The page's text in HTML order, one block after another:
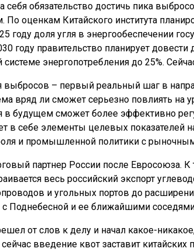
обязательство достичь пика
По оценкам Китайского института
году доля угля в энергообеспечении
году правительство планирует
энергопотребления до 25%.
выбросов – первый реальный шаг в
вряд ли сможет серьезно повлиять на
в будущем сможет более эффективно
в себе элементы целевых показателей
и промышленной политики с
партнер России после Евросоюза.
весь российский экспорт
и угольных портов до
с Поднебесной и ее ближайшими
от слов к делу и начал какое-
введение квот заставит китайских